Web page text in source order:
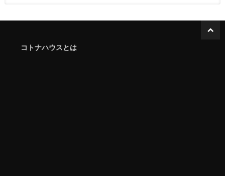
コトナハウスとは